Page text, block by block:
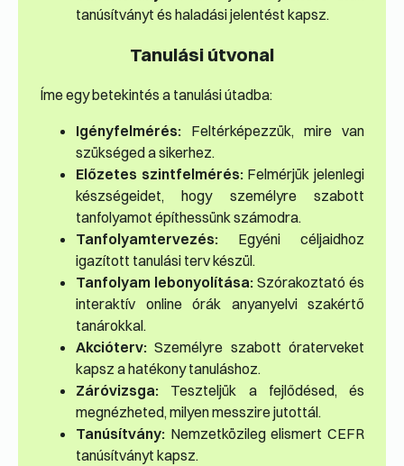
tanúsítványt és haladási jelentést kapsz.
Tanulási útvonal
Íme egy betekintés a tanulási útadba:
Igényfelmérés: Feltérképezzük, mire van
szükséged a sikerhez.
Előzetes szintfelmérés:Felmérjük jelenlegi
készségeidet, hogy személyre szabott
tanfolyamot építhessünk számodra.
Tanfolyamtervezés: Egyéni céljaidhoz
igazított tanulási terv készül.
Tanfolyam lebonyolítása: Szórakoztató és
interaktív online órák anyanyelvi szakértő
tanárokkal.
Akcióterv: Személyre szabott óraterveket
kapsz a hatékony tanuláshoz.
Záróvizsga: Teszteljük a fejlődésed, és
megnézheted, milyen messzire jutottál.
Tanúsítvány: Nemzetközileg elismert CEFR
tanúsítványt kapsz.